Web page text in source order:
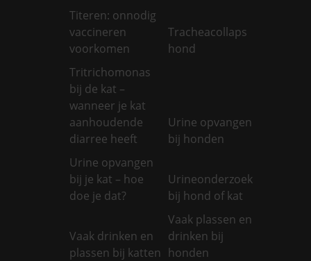
Titeren: onnodig
vaccineren
voorkomen
Tracheacollaps
hond
Tritrichomonas
bij de kat –
wanneer je kat
aanhoudende
diarree heeft
Urine opvangen
bij honden
Urine opvangen
bij je kat – hoe
doe je dat?
Urineonderzoek
bij hond of kat
Vaak drinken en
plassen bij katten
Vaak plassen en
drinken bij
honden